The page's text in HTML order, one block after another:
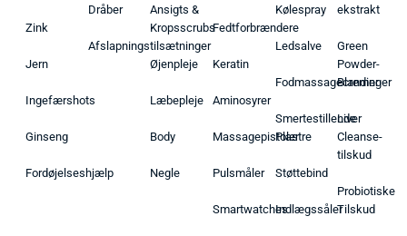
Zink
Jern
Ingefærshots
Ginseng
Fordøjelseshjælp
Dråber
Afslapningstilsætninger
Ansigts &
Kropsscrubs
Øjenpleje
Læbepleje
Body
Negle
Fedtforbrændere
Keratin
Aminosyrer
Massagepistoler
Pulsmåler
Smartwatches
Kølespray
Ledsalve
Fodmassagecremer
Smertestillende
Plastre
Støttebind
Indlægssåler
ekstrakt
Green
Powder-
Blandinger
Liver
Cleanse-
tilskud
Probiotiske
Tilskud